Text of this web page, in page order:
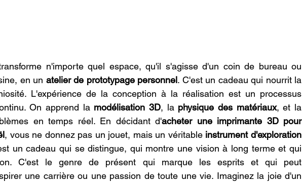
n'importe quel espace, qu'il s'agisse d'un coin de bureau ou
en un atelier de prototypage personnel. C'est un cadeau qui nourrit la
L'expérience de la conception à la réalisation est un processus
On apprend la modélisation 3D, la physique des matériaux, et la
en temps réel. En décidant d'acheter une imprimante 3D pour
, vous ne donnez pas un jouet, mais un véritable instrument d'exploration
un cadeau qui se distingue, qui montre une vision à long terme et qui
C'est le genre de présent qui marque les esprits et qui peut
une carrière ou une passion de toute une vie. Imaginez la joie d'un